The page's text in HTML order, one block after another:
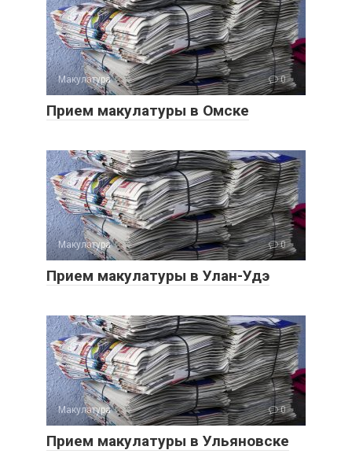
Макулатура 0
Прием макулатуры в Омске
Макулатура 0
Прием макулатуры в Улан-Удэ
Макулатура 0
Прием макулатуры в Ульяновске